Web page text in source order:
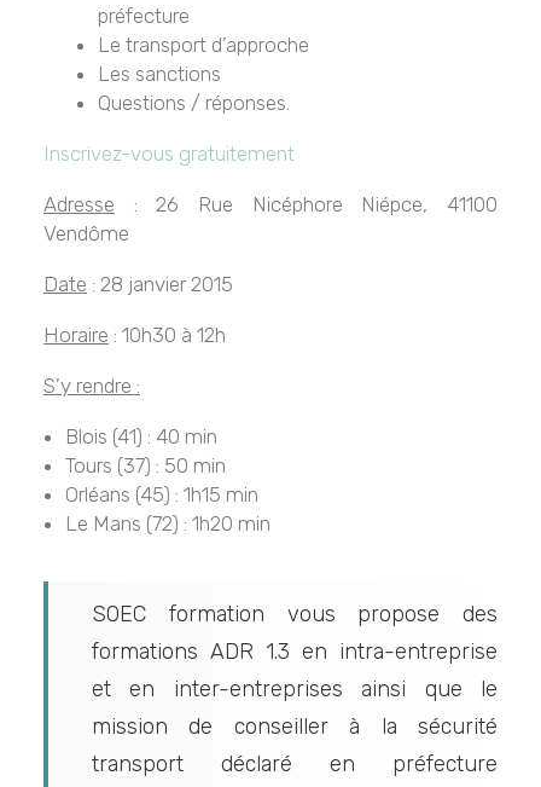
préfecture
Le transport d’approche
Les sanctions
Questions / réponses.
Inscrivez-vous gratuitement
Adresse : 26 Rue Nicéphore Niépce, 41100
Vendôme
Date : 28 janvier 2015
Horaire : 10h30 à 12h
S’y rendre :
Blois (41) : 40 min
Tours (37) : 50 min
Orléans (45) : 1h15 min
Le Mans (72) : 1h20 min
SOEC formation vous propose des
formations ADR 1.3 en intra-entreprise
et en inter-entreprises ainsi que le
mission de conseiller à la sécurité
transport déclaré en préfecture